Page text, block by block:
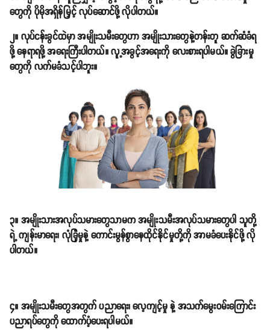
တွေကို ပိုမိုအရှိန်မြှင့် လုပ်ဆောင်ဖို့ လိုပါတယ်။
၂။ လုပ်ငန်းခွင်ထဲမှာ အမျိုးသမီးတွေဟာ အမျိုးသားတွေနဲ့တန်းတူ ဆက်ဆံခံရ
ဖို့ နေရာရဖို့ အရေးကြီးပါတယ်။ လူ့အခွင့်အရေးကို လေးစားရပါမယ်။ ခွဲခြားမှု
တွေကို လက်မခံသင့်ပါဘူး။
၃။ အမျိုးသားအလုပ်သမားတွေသာမက အမျိုးသမီးအလုပ်သမားတွေပါ သူတို့
ရဲ့ ကျန်းမာရေး၊ လုံခြုံမှုနဲ့ ကောင်းမွန်စွာနေထိုင်နိုင်မှုတို့ကို အာမခံပေးနိုင်ဖို့ လို
ပါတယ်။
၄။ အမျိုးသမီးတွေအတွက် ပညာရေး၊ လေ့ကျင့်မှု နဲ့ အသက်မွေးဝမ်းကြောင်း
ပညာရပ်တွေကို ထောက်ပံ့ပေးရပါမယ်။